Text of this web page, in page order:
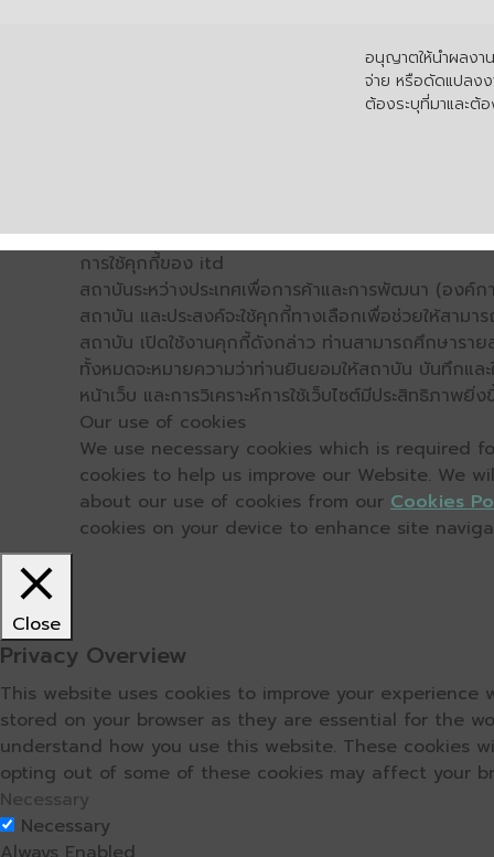
อนุญาตให้นำผลงาน
จ่าย หรือดัดแปลง
ต้องระบุที่มาและต้อ
การใช้คุกกี้ของ itd
สถาบันระหว่างประเทศเพื่อการค้าและการพัฒนา (อง
สถาบัน และประสงค์จะใช้คุกกี้ทางเลือกเพื่อช่วยให้สา
สถาบัน เปิดใช้งานคุกกี้ดังกล่าว ท่านสามารถศึกษาราย
ทั้งหมดจะหมายความว่าท่านยินยอมให้สถาบัน บันทึกแล
หน้าเว็บ และการวิเคราะห์การใช้เว็บไซต์มีประสิทธิภา
Our use of cookies
We use necessary cookies which is required
cookies to help us improve our Website. We
about our use of cookies from our Cookies
cookies on your device to enhance site
Close
Privacy Overview
This website uses cookies to improve your
stored on your browser as they are essential for the
understand how you use this website. These cookies
opting out of some of these cookies may affect your
Necessary
Necessary